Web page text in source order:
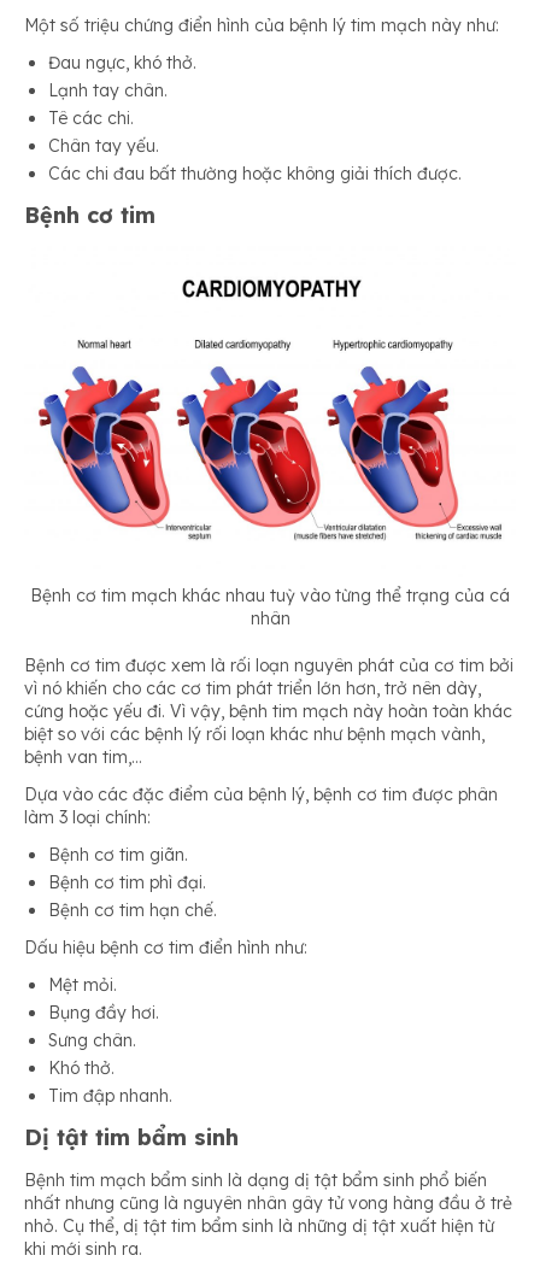
Một số triệu chứng điển hình của bệnh lý tim mạch này như:
Đau ngực, khó thở.
Lạnh tay chân.
Tê các chi.
Chân tay yếu.
Các chi đau bất thường hoặc không giải thích được.
Bệnh cơ tim
Bệnh cơ tim mạch khác nhau tuỳ vào từng thể trạng của cá
nhân
Bệnh cơ tim được xem là rối loạn nguyên phát của cơ tim bởi
vì nó khiến cho các cơ tim phát triển lớn hơn, trở nên dày,
cứng hoặc yếu đi. Vì vậy, bệnh tim mạch này hoàn toàn khác
biệt so với các bệnh lý rối loạn khác như bệnh mạch vành,
bệnh van tim,…
Dựa vào các đặc điểm của bệnh lý, bệnh cơ tim được phân
làm 3 loại chính:
Bệnh cơ tim giãn.
Bệnh cơ tim phì đại.
Bệnh cơ tim hạn chế.
Dấu hiệu bệnh cơ tim điển hình như:
Mệt mỏi.
Bụng đầy hơi.
Sưng chân.
Khó thở.
Tim đập nhanh.
Dị tật tim bẩm sinh
Bệnh tim mạch bẩm sinh là dạng dị tật bẩm sinh phổ biến
nhất nhưng cũng là nguyên nhân gây tử vong hàng đầu ở trẻ
nhỏ. Cụ thể, dị tật tim bẩm sinh là những dị tật xuất hiện từ
khi mới sinh ra.